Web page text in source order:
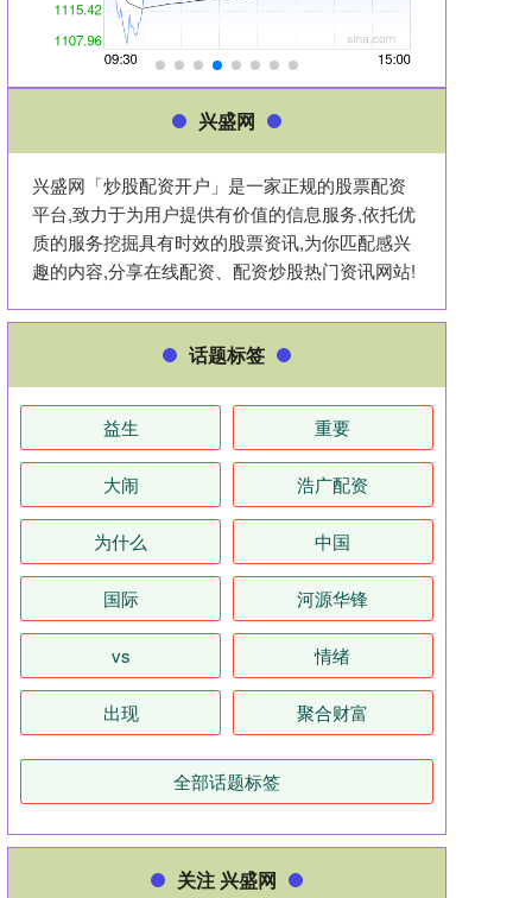
兴盛网
兴盛网「炒股配资开户」是一家正规的股票配资
平台,致力于为用户提供有价值的信息服务,依托优
质的服务挖掘具有时效的股票资讯,为你匹配感兴
趣的内容,分享在线配资、配资炒股热门资讯网站!
话题标签
益生 重要
大闹 浩广配资
为什么 中国
国际 河源华锋
vs 情绪
出现 聚合财富
全部话题标签
关注 兴盛网